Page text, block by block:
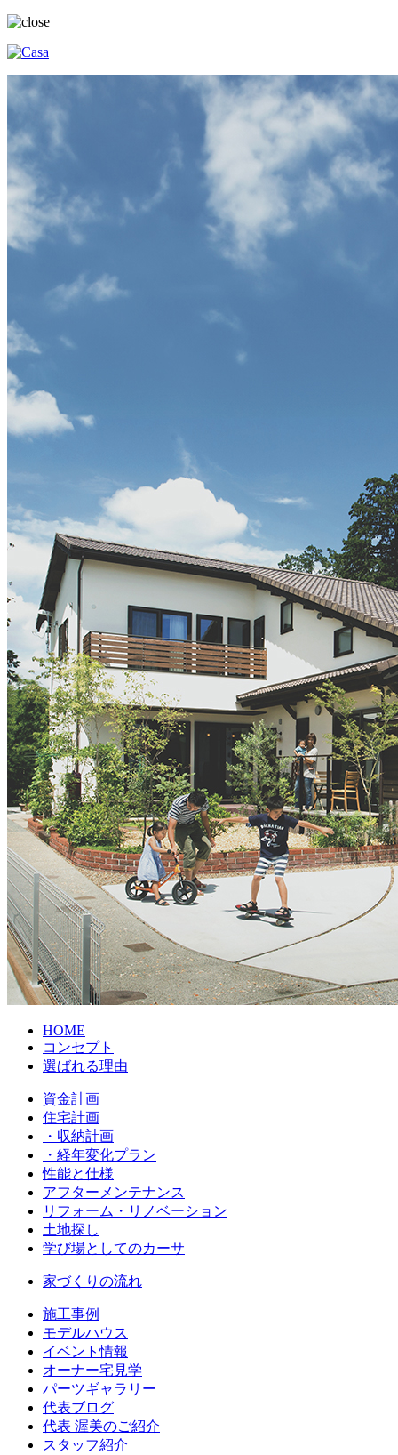
HOME
コンセプト
選ばれる理由
資金計画
住宅計画
・収納計画
・経年変化プラン
性能と仕様
アフターメンテナンス
リフォーム・リノベーション
土地探し
学び場としてのカーサ
家づくりの流れ
施工事例
モデルハウス
イベント情報
オーナー宅見学
パーツギャラリー
代表ブログ
代表 渥美のご紹介
スタッフ紹介